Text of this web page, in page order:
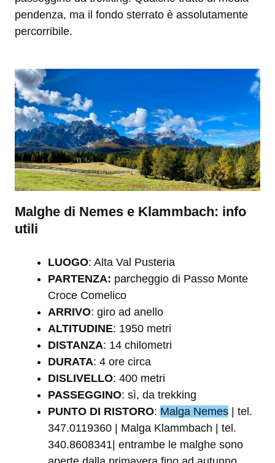
pendenza, ma il fondo sterrato è assolutamente
percorribile.
Malghe di Nemes e Klammbach: info
utili
LUOGO: Alta Val Pusteria
PARTENZA: parcheggio di Passo Monte
Croce Comelico
ARRIVO: giro ad anello
ALTITUDINE: 1950 metri
DISTANZA: 14 chilometri
DURATA: 4 ore circa
DISLIVELLO: 400 metri
PASSEGGINO: sì, da trekking
PUNTO DI RISTORO: Malga Nemes | tel.
347.0119360 | Malga Klammbach | tel.
340.8608341| entrambe le malghe sono